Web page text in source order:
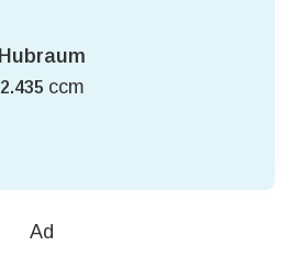
Hubraum
2.435 ccm
Ad